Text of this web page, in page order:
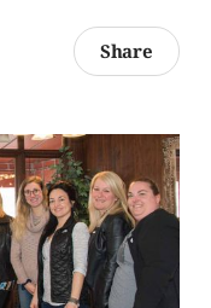
Share